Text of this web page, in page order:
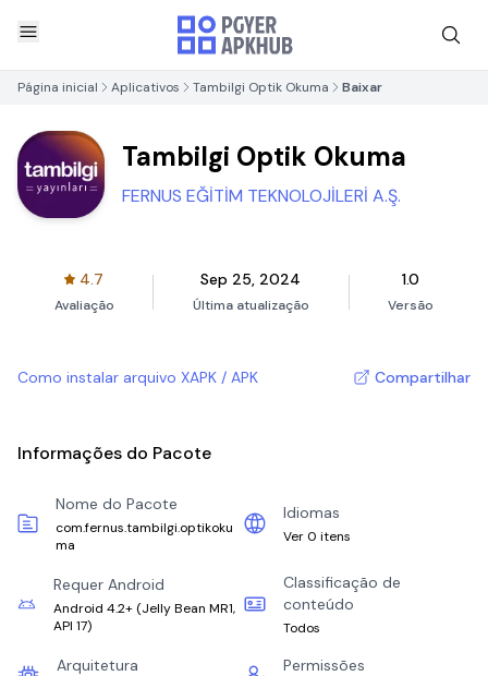
Página inicial Aplicativos Tambilgi Optik Okuma Baixar
Tambilgi Optik Okuma
FERNUS EĞİTİM TEKNOLOJİLERİ A.Ş.
4.7
Avaliação
Sep 25, 2024
Última atualização
1.0
Versão
Como instalar arquivo XAPK / APK Compartilhar
Informações do Pacote
Nome do Pacote
com.fernus.tambilgi.optikoku
ma
Idiomas
Ver 0 itens
Requer Android
Android 4.2+ (Jelly Bean MR1,
API 17)
Classificação de
conteúdo
Todos
Arquitetura Permissões